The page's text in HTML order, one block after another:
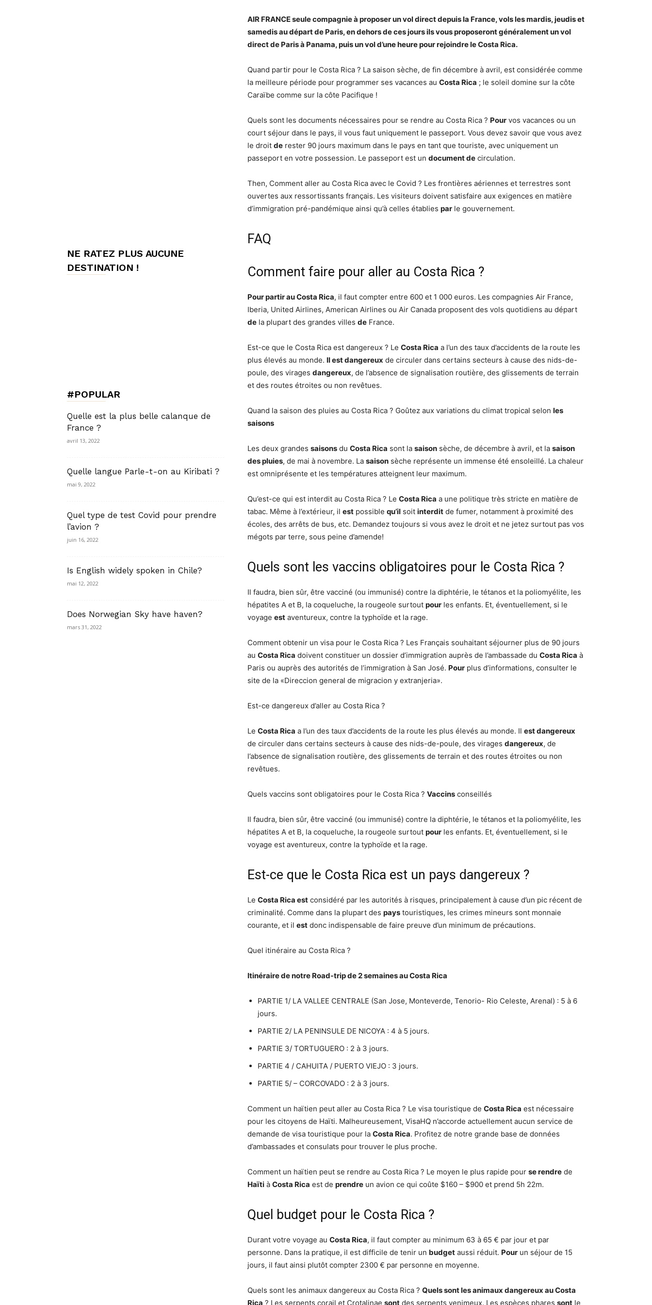
AIR FRANCE seule compagnie à proposer un vol directdepuisla France, vols les mardis, jeudis et
samedis au départ de Paris, en dehors de ces jours ils vous proposeront généralement un vol
direct de Paris à Panama, puis un vol d’une heure pour rejoindre leCosta Rica.
Quand partir pour le Costa Rica ? La saison sèche, de fin décembre à avril, est considérée comme
la meilleure période pour programmer ses vacances au Costa Rica ; le soleil domine sur la côte
Caraïbe comme sur la côte Pacifique !
Quels sont les documents nécessaires pour se rendre au Costa Rica ? Pour vos vacances ou un
court séjour dans le pays, il vous faut uniquement le passeport. Vous devez savoir que vous avez
le droit de rester 90 jours maximum dans le pays en tant que touriste, avec uniquement un
passeport en votre possession. Le passeport est un document de circulation.
Then, Comment aller au Costa Rica avec le Covid ? Les frontières aériennes et terrestres sont
ouvertes aux ressortissants français. Les visiteurs doivent satisfaire aux exigences en matière
d’immigration pré-pandémique ainsi qu’à celles établies par le gouvernement.
FAQ
Comment faire pour aller au Costa Rica ?
Pour partir au Costa Rica, il faut compter entre 600 et 1 000 euros. Les compagnies Air France,
Iberia, United Airlines, American Airlines ou Air Canada proposent des vols quotidiens au départ
de la plupart des grandes villes de France.
Est-ce que le Costa Rica est dangereux ? Le Costa Rica a l’un des taux d’accidents de la route les
plus élevés au monde. Il est dangereux de circuler dans certains secteurs à cause des nids-de-
poule, des virages dangereux, de l’absence de signalisation routière, des glissements de terrain
et des routes étroites ou non revêtues.
Quand la saison des pluies au Costa Rica ? Goûtez aux variations du climat tropical selon les
saisons
Les deux grandes saisons du Costa Rica sont la saison sèche, de décembre à avril, et la saison
des pluies, de mai à novembre. La saison sèche représente un immense été ensoleillé. La chaleur
est omniprésente et les températures atteignent leur maximum.
Qu’est-ce qui est interdit au Costa Rica ? Le Costa Rica a une politique très stricte en matière de
tabac. Même à l’extérieur, il est possible qu’il soit interdit de fumer, notamment à proximité des
écoles, des arrêts de bus, etc. Demandez toujours si vous avez le droit et ne jetez surtout pas vos
mégots par terre, sous peine d’amende!
Quels sont les vaccins obligatoires pour le Costa Rica ?
Il faudra, bien sûr, être vacciné (ou immunisé) contre la diphtérie, le tétanos et la poliomyélite, les
hépatites A et B, la coqueluche, la rougeole surtout pour les enfants. Et, éventuellement, si le
voyage est aventureux, contre la typhoïde et la rage.
Comment obtenir un visa pour le Costa Rica ? Les Français souhaitant séjourner plus de 90 jours
au Costa Rica doivent constituer un dossier d’immigration auprès de l’ambassade du Costa Rica à
Paris ou auprès des autorités de l’immigration à San José. Pour plus d’informations, consulter le
site de la «Direccion general de migracion y extranjeria».
Est-ce dangereux d’aller au Costa Rica ?
Le Costa Rica a l’un des taux d’accidents de la route les plus élevés au monde. Il est dangereux
de circuler dans certains secteurs à cause des nids-de-poule, des virages dangereux, de
l’absence de signalisation routière, des glissements de terrain et des routes étroites ou non
revêtues.
Quels vaccins sont obligatoires pour le Costa Rica ? Vaccins conseillés
Il faudra, bien sûr, être vacciné (ou immunisé) contre la diphtérie, le tétanos et la poliomyélite, les
hépatites A et B, la coqueluche, la rougeole surtout pour les enfants. Et, éventuellement, si le
voyage est aventureux, contre la typhoïde et la rage.
Est-ce que le Costa Rica est un pays dangereux ?
Le Costa Rica est considéré par les autorités à risques, principalement à cause d’un pic récent de
criminalité. Comme dans la plupart des pays touristiques, les crimes mineurs sont monnaie
courante, et il est donc indispensable de faire preuve d’un minimum de précautions.
Quel itinéraire au Costa Rica ?
Itinérairede notre Road-trip de 2 semaines auCosta Rica
PARTIE 1/ LA VALLEE CENTRALE (San Jose, Monteverde, Tenorio- Rio Celeste, Arenal) : 5 à 6
jours.
PARTIE 2/ LA PENINSULE DE NICOYA : 4 à 5 jours.
PARTIE 3/ TORTUGUERO : 2 à 3 jours.
PARTIE 4 / CAHUITA / PUERTO VIEJO : 3 jours.
PARTIE 5/ – CORCOVADO : 2 à 3 jours.
Comment un haïtien peut aller au Costa Rica ? Le visa touristique de Costa Rica est nécessaire
pour les citoyens de Haïti. Malheureusement, VisaHQ n’accorde actuellement aucun service de
demande de visa touristique pour la Costa Rica. Profitez de notre grande base de données
d’ambassades et consulats pour trouver le plus proche.
Comment un haïtien peut se rendre au Costa Rica ? Le moyen le plus rapide pour se rendre de
Haïti à Costa Rica est de prendre un avion ce qui coûte $160 – $900 et prend 5h 22m.
Quel budget pour le Costa Rica ?
Durant votre voyage au Costa Rica, il faut compter au minimum 63 à 65 € par jour et par
personne. Dans la pratique, il est difficile de tenir un budget aussi réduit. Pour un séjour de 15
jours, il faut ainsi plutôt compter 2300 € par personne en moyenne.
Quels sont les animaux dangereux au Costa Rica ? Quels sont les animaux dangereux au Costa
Rica ? Les serpents corail et Crotalinae sont des serpents venimeux. Les espèces phares sont le
NE RATEZ PLUS AUCUNE
DESTINATION !
#POPULAR
Quelle est la plus belle calanque de
France ?
avril 13, 2022
Quelle langue Parle-t-on au Kiribati ?
mai 9, 2022
Quel type de test Covid pour prendre
l’avion ?
juin 16, 2022
Is English widely spoken in Chile?
mai 12, 2022
Does Norwegian Sky have haven?
mars 31, 2022